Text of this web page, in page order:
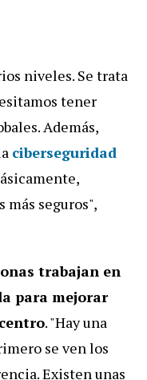
niveles. Se trata
tener
Además,
ciberseguridad
seguros",
trabajan en
para mejorar
. "Hay una
se ven los
Existen unas